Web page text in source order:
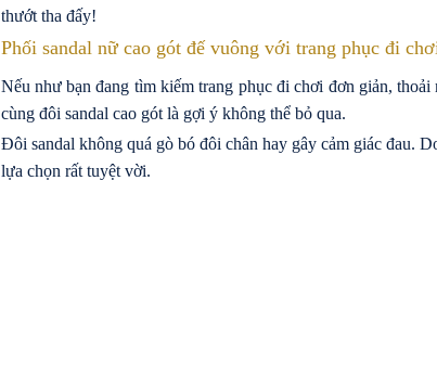
thướt tha đấy!
Phối sandal nữ cao gót đế vuông với trang phục đi
Nếu như bạn đang tìm kiếm trang phục đi chơi đơn giản,
cùng đôi sandal cao gót là gợi ý không thể bỏ qua.
Đôi sandal không quá gò bó đôi chân hay gây cảm giác đau.
lựa chọn rất tuyệt vời.